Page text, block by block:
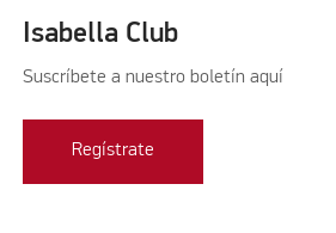
Isabella Club
Suscríbete a nuestro boletín aquí
Regístrate